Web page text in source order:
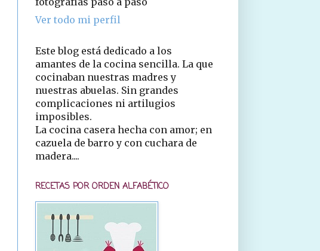
Ver todo mi perfil
Este blog está dedicado a los
amantes de la cocina sencilla. La que
cocinaban nuestras madres y
nuestras abuelas. Sin grandes
complicaciones ni artilugios
imposibles.
La cocina casera hecha con amor; en
cazuela de barro y con cuchara de
madera....
RECETAS POR ORDEN ALFABÉTICO